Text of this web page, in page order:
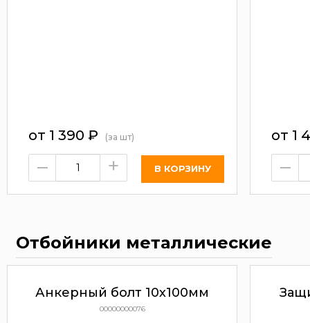
от 1 390 ₽ (за шт)
– +
от 1
–
Отбойники металлические
Анкерный болт 10х100мм
00000000076